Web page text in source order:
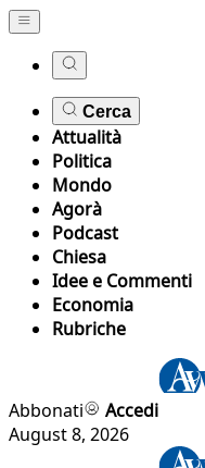
Cerca
Attualità
Politica
Mondo
Agorà
Podcast
Chiesa
Idee e Commenti
Economia
Rubriche
Abbonati
Accedi
August 8, 2026